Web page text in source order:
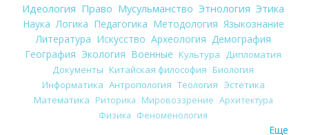
Идеология Право Мусульманство Этнология Этика
Наука Логика Педагогика Методология Языкознание
Литература Искусство Археология Демография
География Экология Военные Культура
Дипломатия
Документы Китайская философия Биология
Информатика Антропология Теология Эстетика
Математика Риторика Мировоззрение Архитектура
Физика Феноменология
Еще